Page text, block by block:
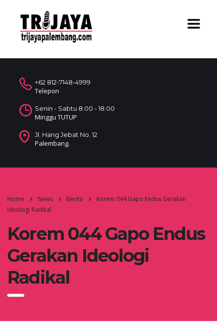
+62 812-7148-4999
Telepon
Senin - Sabtu 8.00 - 18.00
Minggu TUTUP
Jl. Hang Jebat No. 12
Palembang.
Home News Berita
Korem 044 Gapo Endus Gerakan
Ideologi Radikal
Korem 044 Gapo Endus
Gerakan Ideologi
Radikal